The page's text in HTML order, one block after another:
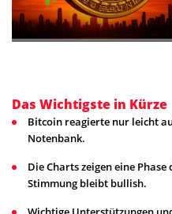
Das Wichtigste in Kürze
Bitcoin reagierte nur leicht
Notenbank.
Die Charts zeigen eine
Stimmung bleibt bullish.